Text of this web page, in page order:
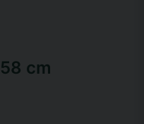
cm